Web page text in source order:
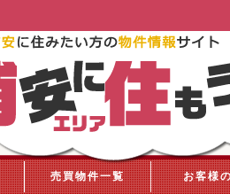
売買物件一覧 お客様